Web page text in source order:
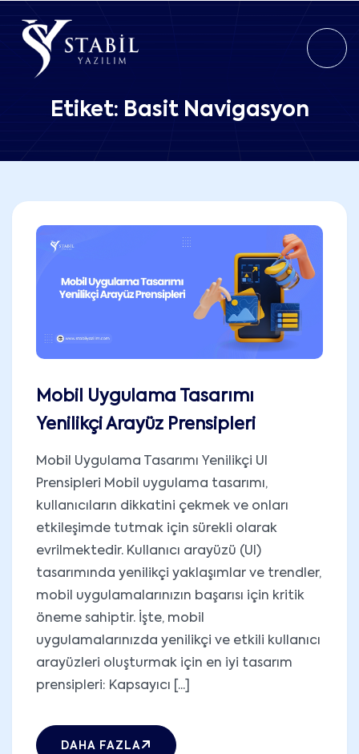
Etiket: Basit Navigasyon
Mobil Uygulama Tasarımı
Yenilikçi Arayüz Prensipleri
Mobil Uygulama Tasarımı Yenilikçi UI
Prensipleri Mobil uygulama tasarımı,
kullanıcıların dikkatini çekmek ve onları
etkileşimde tutmak için sürekli olarak
evrilmektedir. Kullanıcı arayüzü (UI)
tasarımında yenilikçi yaklaşımlar ve trendler,
mobil uygulamalarınızın başarısı için kritik
öneme sahiptir. İşte, mobil
uygulamalarınızda yenilikçi ve etkili kullanıcı
arayüzleri oluşturmak için en iyi tasarım
prensipleri: Kapsayıcı [...]
DAHA FAZLA